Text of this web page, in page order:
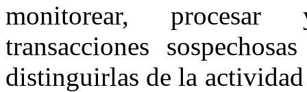
monitorear, procesar
transacciones
distinguirlas de la